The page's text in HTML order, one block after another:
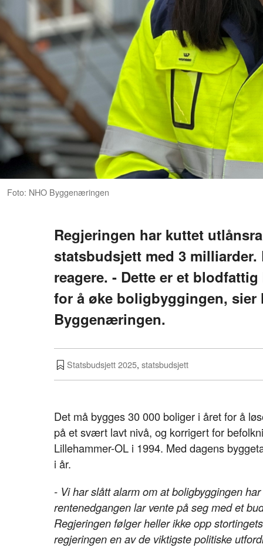
Foto: NHO Byggenæringen
Regjeringen har kuttet
statsbudsjett med 3
reagere. - Dette er et
for å øke boligbyggingen, sier
Byggenæringen.
Statsbudsjett 2025, statsbudsjett
Det må bygges 30 000 boliger i året for å
på et svært lavt nivå, og korrigert for
Lillehammer-OL i 1994. Med dagens
i år.
- Vi har slått alarm om at boligbyggingen
rentenedgangen lar vente på seg med et
Regjeringen følger heller ikke opp
regjeringen en av de viktigste politiske